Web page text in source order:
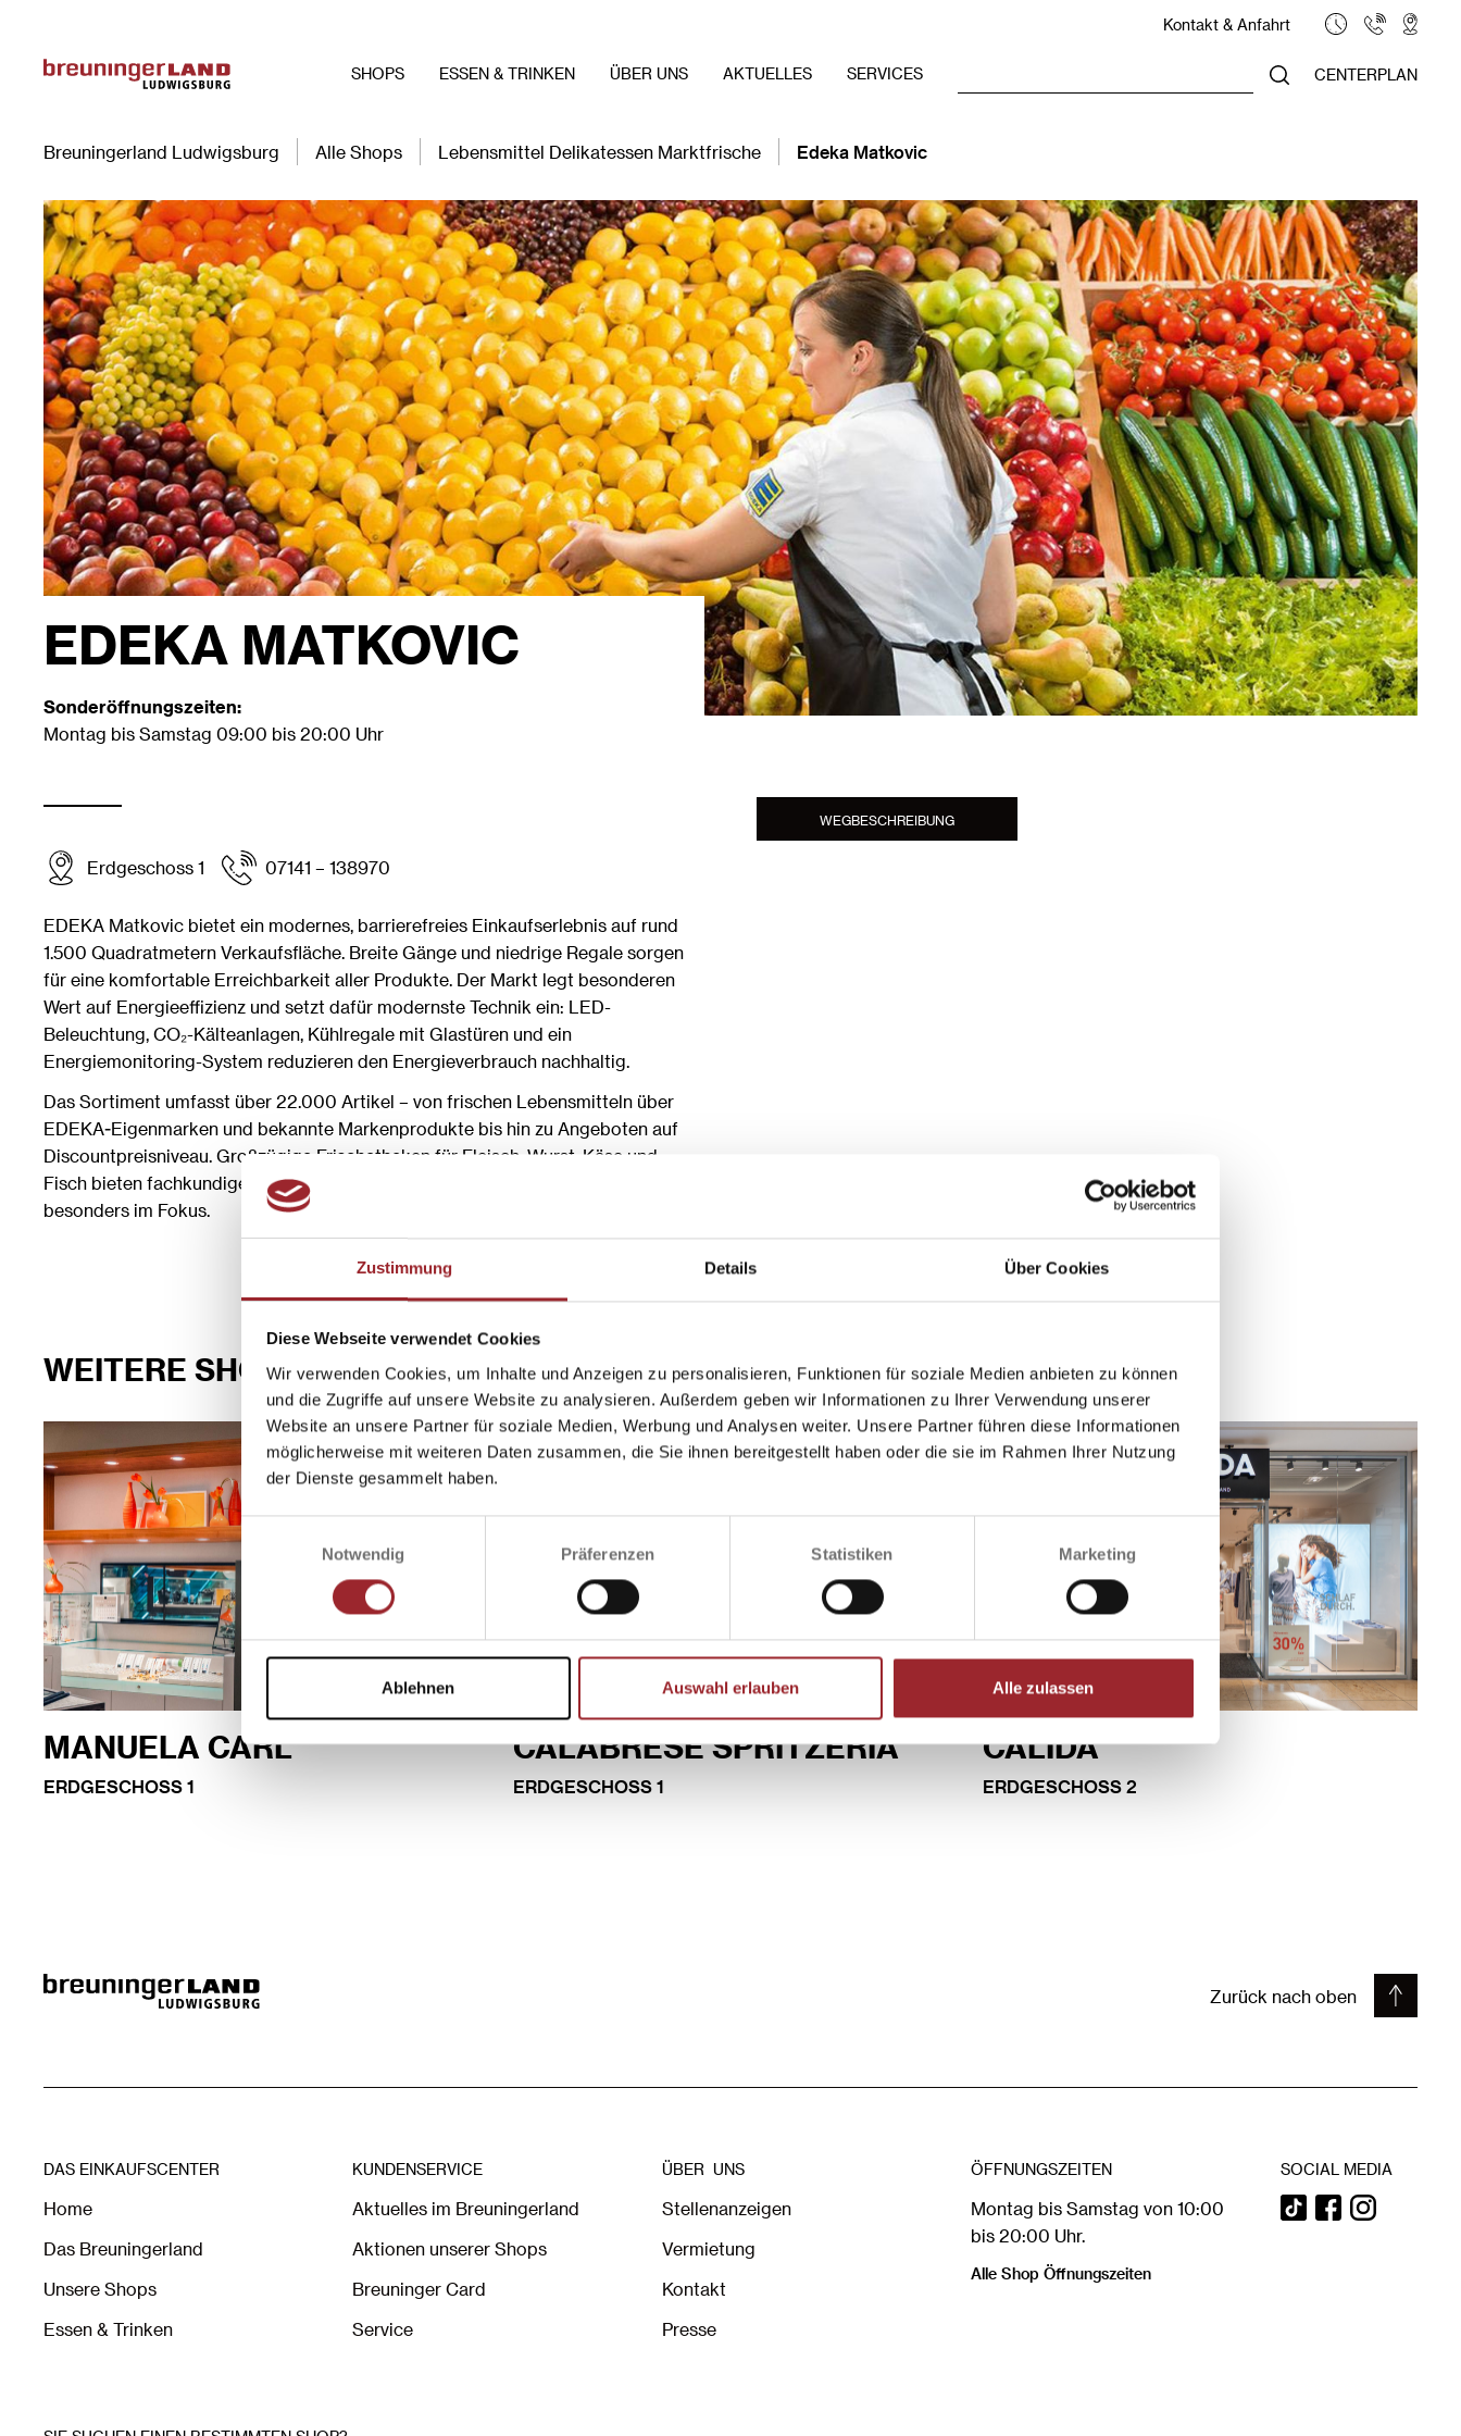
Zustimmung Details Über Cookies
Diese Webseite verwendet Cookies
Wir verwenden Cookies, um Inhalte und Anzeigen zu personalisieren, Funktionen für soziale Medien anbieten zu können
und die Zugriffe auf unsere Website zu analysieren. Außerdem geben wir Informationen zu Ihrer Verwendung unserer
Website an unsere Partner für soziale Medien, Werbung und Analysen weiter. Unsere Partner führen diese Informationen
möglicherweise mit weiteren Daten zusammen, die Sie ihnen bereitgestellt haben oder die sie im Rahmen Ihrer Nutzung
der Dienste gesammelt haben.
Einwilligungsauswahl
Notwendig
Präferenzen Statistiken Marketing
Ablehnen Auswahl erlauben Alle zulassen
Kontakt & Anfahrt
SHOPS ESSEN & TRINKEN ÜBER UNS AKTUELLES SERVICES CENTERPLAN
Breuningerland Ludwigsburg Alle Shops Lebensmittel Delikatessen Marktfrische Edeka Matkovic
EDEKA MATKOVIC
Sonderöffnungszeiten:
Montag bis Samstag 09:00 bis 20:00 Uhr
Erdgeschoss 1 07141 – 138970
EDEKA Matkovic bietet ein modernes, barrierefreies Einkaufserlebnis auf rund
1.500 Quadratmetern Verkaufsfläche. Breite Gänge und niedrige Regale sorgen
für eine komfortable Erreichbarkeit aller Produkte. Der Markt legt besonderen
Wert auf Energieeffizienz und setzt dafür modernste Technik ein: LED-
Beleuchtung, CO₂-Kälteanlagen, Kühlregale mit Glastüren und ein
Energiemonitoring-System reduzieren den Energieverbrauch nachhaltig.
Das Sortiment umfasst über 22.000 Artikel – von frischen Lebensmitteln über
EDEKA-Eigenmarken und bekannte Markenprodukte bis hin zu Angeboten auf
Discountpreisniveau. Großzügige Frischetheken für Fleisch, Wurst, Käse und
Fisch bieten fachkundige Beratung, und regionale Erzeugnisse stehen dabei
besonders im Fokus.
WEGBESCHREIBUNG
WEITERE SHOPS IM SPOTLIGHT
MANUELA CARL
ERDGESCHOSS 1
CALABRESE SPRITZERIA
ERDGESCHOSS 1
CALIDA
ERDGESCHOSS 2
Zurück nach oben
DAS EINKAUFSCENTER
Home
Das Breuningerland
Unsere Shops
Essen & Trinken
KUNDENSERVICE
Aktuelles im Breuningerland
Aktionen unserer Shops
Breuninger Card
Service
ÜBER UNS
Stellenanzeigen
Vermietung
Kontakt
Presse
ÖFFNUNGSZEITEN
Montag bis Samstag von 10:00
bis 20:00 Uhr.
Alle Shop Öffnungszeiten
SOCIAL MEDIA